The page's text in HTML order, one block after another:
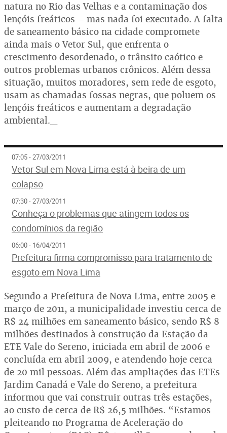
natura no Rio das Velhas e a contaminação dos
lençóis freáticos – mas nada foi executado. A falta
de saneamento básico na cidade compromete
ainda mais o Vetor Sul, que enfrenta o
crescimento desordenado, o trânsito caótico e
outros problemas urbanos crônicos. Além dessa
situação, muitos moradores, sem rede de esgoto,
usam as chamadas fossas negras, que poluem os
lençóis freáticos e aumentam a degradação
ambiental._
07:05 - 27/03/2011
Vetor Sul em Nova Lima está à beira de um
colapso
07:30 - 27/03/2011
Conheça o problemas que atingem todos os
condomínios da região
06:00 - 16/04/2011
Prefeitura firma compromisso para tratamento de
esgoto em Nova Lima
Segundo a Prefeitura de Nova Lima, entre 2005 e
março de 2011, a municipalidade investiu cerca de
R$ 24 milhões em saneamento básico, sendo R$ 8
milhões destinados à construção da Estação da
ETE Vale do Sereno, iniciada em abril de 2006 e
concluída em abril 2009, e atendendo hoje cerca
de 20 mil pessoas. Além das ampliações das ETEs
Jardim Canadá e Vale do Sereno, a prefeitura
informou que vai construir outras três estações,
ao custo de cerca de R$ 26,5 milhões. “Estamos
pleiteando no Programa de Aceleração do